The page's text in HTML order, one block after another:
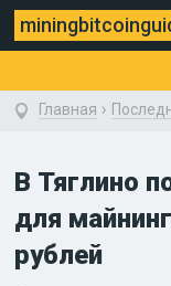
Главная ›
В Тяглино
для
рублей